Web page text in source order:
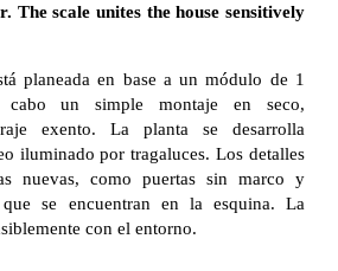
The scale unites the house sensitively
planeada en base a un módulo de 1
un simple montaje en seco,
exento. La planta se desarrolla
iluminado por tragaluces. Los detalles
nuevas, como puertas sin marco y
que se encuentran en la esquina. La
con el entorno.